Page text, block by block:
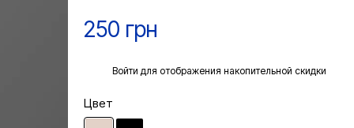
250 грн
Войти для отображения накопительной скидки
Цвет